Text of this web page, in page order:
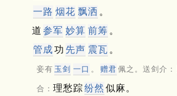
一路 烟花 飘洒 。
道 参军 妙算 前筹 。
管成功 先声 震瓦 。
妾有 玉剑 一口 。 赠君 佩之。送剑介：
合： 理愁踪纷然 似麻。